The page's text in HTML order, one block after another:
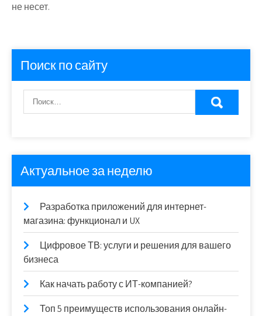
не несет.
Поиск по сайту
Актуальное за неделю
Разработка приложений для интернет-
магазина: функционал и UX
Цифровое ТВ: услуги и решения для вашего
бизнеса
Как начать работу с ИТ-компанией?
Топ 5 преимуществ использования онлайн-